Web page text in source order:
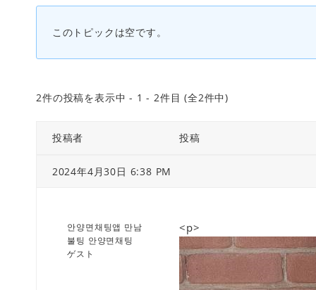
このトピックは空です。
2件の投稿を表示中 - 1 - 2件目 (全2件中)
投稿者 投稿
2024年4月30日 6:38 PM
안양면채팅앱 만남
불팅 안양면채팅
ゲスト
<p>